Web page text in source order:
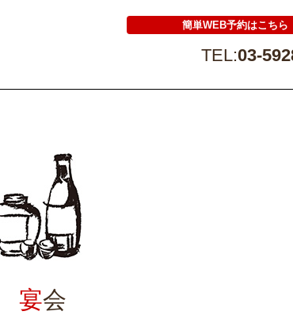
簡単WEB予約はこちら
TEL:03-
宴会